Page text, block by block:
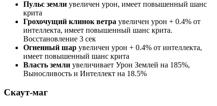
Пульс земли увеличен урон, имеет повышенный шанс
крита
Грохочущий клинок ветра увеличен урон + 0.4% от
интеллекта, имеет повышенный шанс крита.
Восстановление 3 сек
Огненный шар увеличен урон + 0.4% от интеллекта,
имеет повышенный шанс крита
Власть земли увеличивает Урон Землей на 185%,
Выносливость и Интеллект на 18.5%
Скаут-маг